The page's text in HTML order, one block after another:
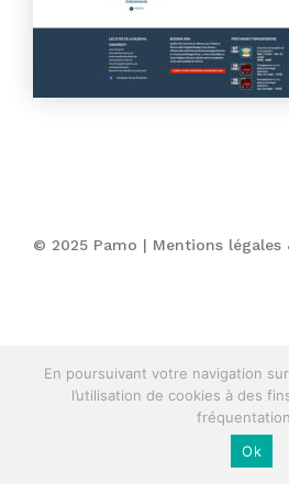
© 2025 Pamo | Mentions
En poursuivant votre navigation
l’utilisation de cookies à des
Ok